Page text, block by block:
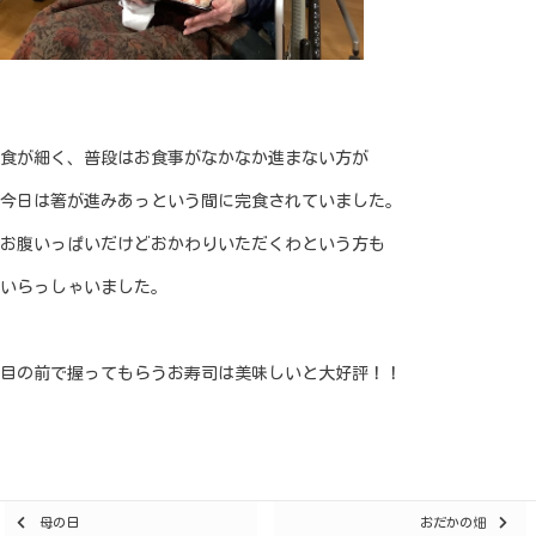
食が細く、普段はお食事がなかなか進まない方が
今日は箸が進みあっという間に完食されていました。
お腹いっぱいだけどおかわりいただくわという方も
いらっしゃいました。
目の前で握ってもらうお寿司は美味しいと大好評！！
Posts
母の日 おだかの畑